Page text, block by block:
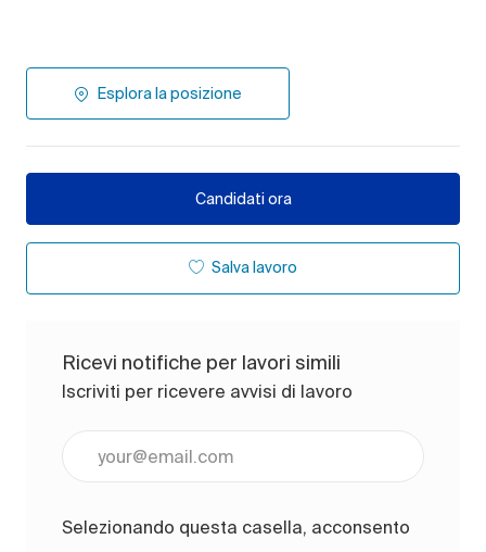
Esplora la posizione
Candidati ora
Salva lavoro
Ricevi notifiche per lavori simili
Iscriviti per ricevere avvisi di lavoro
Selezionando questa casella, acconsento